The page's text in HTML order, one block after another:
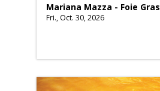
Mariana Mazza - Foie Gras
Fri., Oct. 30, 2026